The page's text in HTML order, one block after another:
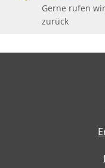
Gerne rufen
zurück